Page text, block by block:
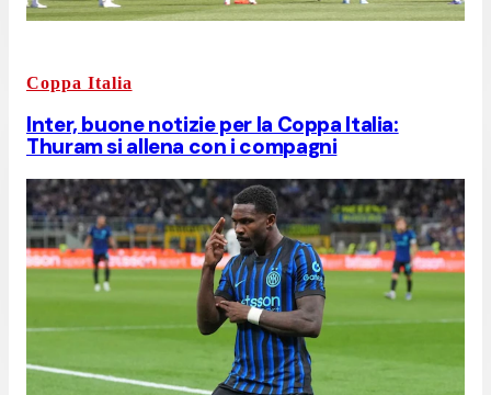
Coppa Italia
Inter, buone notizie per la Coppa Italia:
Thuram si allena con i compagni